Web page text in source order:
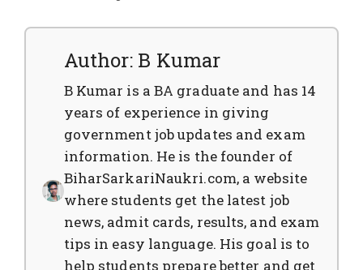
Author: B Kumar
B Kumar is a BA graduate and has 14
years of experience in giving
government job updates and exam
information. He is the founder of
BiharSarkariNaukri.com, a website
where students get the latest job
news, admit cards, results, and exam
tips in easy language. His goal is to
help students prepare better and get